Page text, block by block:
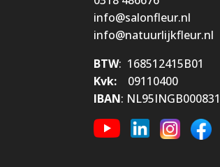
info@salonfleur.nl
info@natuurlijkfleur.nl
BTW: 168512415B01
Kvk:
09110400
IBAN: